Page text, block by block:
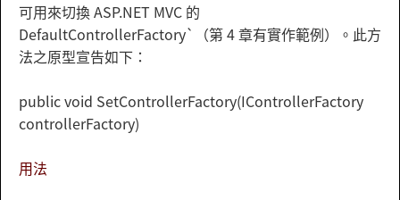
可用來切換 ASP.NET MVC 的
DefaultControllerFactory`（第 4 章有實作範例）。此方
法之原型宣告如下：
public void SetControllerFactory(IControllerFactory
controllerFactory)
用法